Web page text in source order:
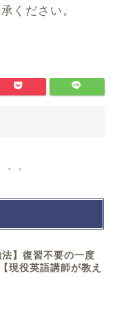
ください。
法】復習不要の一度
現役英語講師が教え